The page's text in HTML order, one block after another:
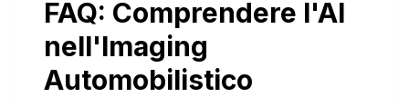
FAQ: Comprendere l'AI
nell'Imaging
Automobilistico